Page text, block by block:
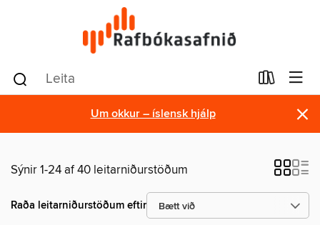
Um okkur – íslensk hjálp ×
Sýnir 1-24 af 40 leitarniðurstöðum
Raða leitarniðurstöðum eftir